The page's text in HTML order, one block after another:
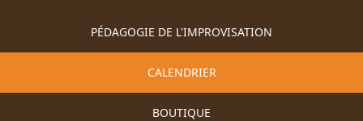
PÉDAGOGIE DE L'IMPROVISATION
CALENDRIER
BOUTIQUE